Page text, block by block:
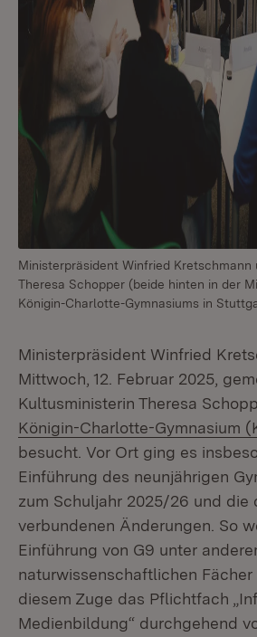
Ministerpräsident Winfried Kretschmann
Theresa Schopper (beide hinten in der
Königin-Charlotte-Gymnasiums in
Ministerpräsident Winfried
Mittwoch, 12. Februar 2025,
Kultusministerin Theresa
Königin-Charlotte-Gymnasium
besucht. Vor Ort ging es
Einführung des neunjährigen
zum Schuljahr 2025/26 und die
verbundenen Änderungen. So
Einführung von G9 unter
naturwissenschaftlichen
diesem Zuge das Pflichtfach
Medienbildung“ durchgehend